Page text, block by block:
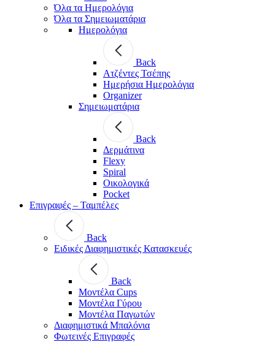
Όλα τα Ημερολόγια
Όλα τα Σημειωματάρια
Ημερολόγια
Back
Ατζέντες Τσέπης
Ημερήσια Ημερολόγια
Organizer
Σημειωματάρια
Back
Δερμάτινα
Flexy
Spiral
Οικολογικά
Pocket
Επιγραφές – Ταμπέλες
Back
Ειδικές Διαφημιστικές Κατασκευές
Back
Μοντέλα Cups
Μοντέλα Γύρου
Μοντέλα Παγωτών
Διαφημιστικά Μπαλόνια
Φωτεινές Επιγραφές